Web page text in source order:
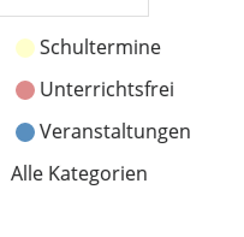
Schultermine
Unterrichtsfrei
Veranstaltungen
Alle Kategorien